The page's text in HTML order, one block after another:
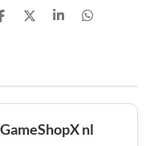
D
D
S
D
nl